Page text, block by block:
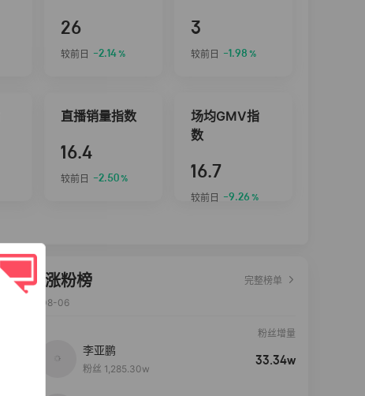
26
较前日 -2.14%
3
较前日 -1.98 %
直播销量指数
16.4
较前日 -2.50%
场均GMV指
数
16.7
较前日 -9.26 %
达人涨粉榜
完整榜单
2026-08-06
粉丝增量
李亚鹏
粉丝 1,285.30w
33.34w